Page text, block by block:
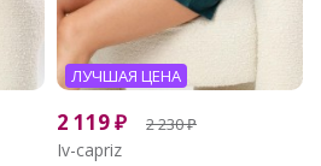
ЛУЧШАЯ ЦЕНА
2 119₽ 2 230₽
Iv-capriz